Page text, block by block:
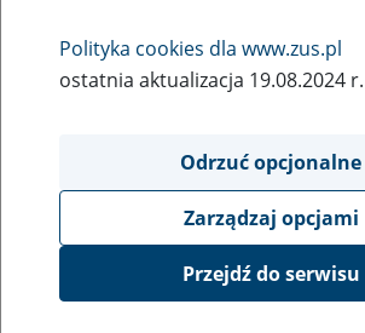
27
marca
2024
GUS opublikował nową tablicę
życia. Co do zasady takie nowe
osób, które już przeszły na
zatem sensu składanie wniosków o
przeliczenie świadczenia.
Polityka cookies dla www.zus.pl
ostatnia aktualizacja 19.08.2024 r.
Odrzuć opcjonalne
Zarządzaj opcjami
Przejdź do serwisu